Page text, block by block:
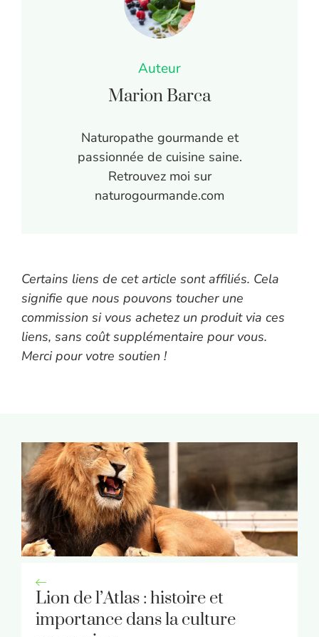
Auteur
Marion Barca
Naturopathe gourmande et
passionnée de cuisine saine.
Retrouvez moi sur
naturogourmande.com
Certains liens de cet article sont affiliés. Cela
signifie que nous pouvons toucher une
commission si vous achetez un produit via ces
liens, sans coût supplémentaire pour vous.
Merci pour votre soutien !
Lion de l’Atlas : histoire et
importance dans la culture